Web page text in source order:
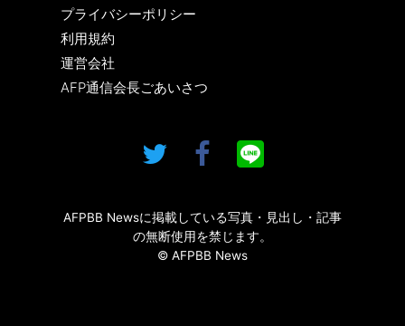
プライバシーポリシー
利用規約
運営会社
AFP通信会長ごあいさつ
AFPBB Newsに掲載している写真・見出し・記事
の無断使用を禁じます。
© AFPBB News